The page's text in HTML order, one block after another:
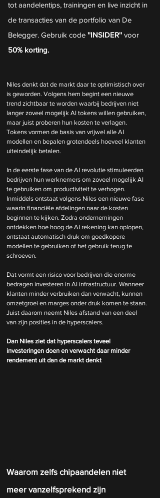
tot aandelentips, trainingen en live inzicht in
de transacties van de portfolio van De
Belegger. Gebruik code ''INSIDER'' voor
50% korting.
Niles denkt dat de markt daar te optimistisch over
is geworden. Volgens hem begint een nieuwe
trend zichtbaar te worden waarbij bedrijven niet
langer zoveel mogelijk AI tokens willen gebruiken,
maar juist proberen hun kosten te verlagen.
Tokens vormen de basis van vrijwel alle AI
modellen en bepalen grotendeels hoeveel klanten
uiteindelijk betalen.
In de eerste fase van de AI revolutie stimuleerden
bedrijven hun werknemers om zoveel mogelijk AI
te gebruiken om productiviteit te verhogen.
Inmiddels ontstaat volgens Niles een nieuwe fase
waarin financiële afdelingen naar de kosten
beginnen te kijken. Zodra ondernemingen
ontdekken hoe hoog de AI rekening kan oplopen,
ontstaat automatisch druk om goedkopere
modellen te gebruiken of het gebruik terug te
schroeven.
Dat vormt een risico voor bedrijven die enorme
bedragen investeren in AI infrastructuur. Wanneer
klanten minder verbruiken dan verwacht, kunnen
omzetgroei en marges onder druk komen te staan.
Juist daarom neemt Niles afstand van een deel
van zijn posities in de hyperscalers.
Dan Niles ziet dat hyperscalers teveel
investeringen doen en verwacht daar minder
rendement uit dan de markt denkt
Waarom zelfs chipaandelen niet
meer vanzelfsprekend zijn